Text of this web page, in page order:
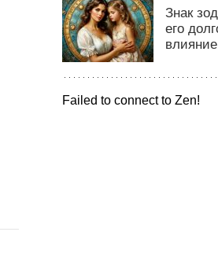
Знак
его
Failed to connect to Zen!